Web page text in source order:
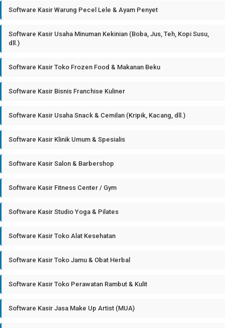
Software Kasir Warung Pecel Lele & Ayam Penyet
Software Kasir Usaha Minuman Kekinian (Boba, Jus, Teh, Kopi Susu,
dll.)
Software Kasir Toko Frozen Food & Makanan Beku
Software Kasir Bisnis Franchise Kuliner
Software Kasir Usaha Snack & Cemilan (Kripik, Kacang, dll.)
Software Kasir Klinik Umum & Spesialis
Software Kasir Salon & Barbershop
Software Kasir Fitness Center / Gym
Software Kasir Studio Yoga & Pilates
Software Kasir Toko Alat Kesehatan
Software Kasir Toko Jamu & Obat Herbal
Software Kasir Toko Perawatan Rambut & Kulit
Software Kasir Jasa Make Up Artist (MUA)